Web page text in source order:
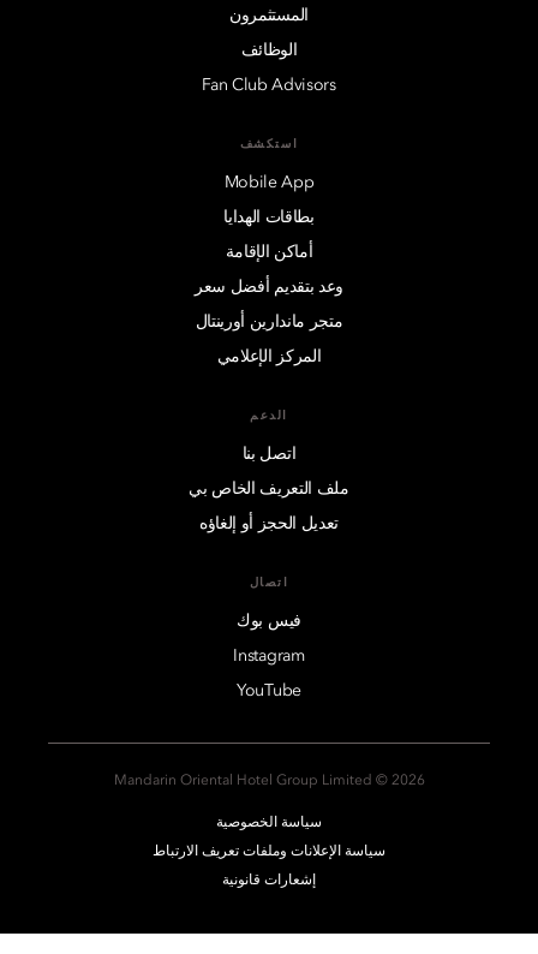
المستثمرون
الوظائف
Fan Club Advisors
استكشف
Mobile App
بطاقات الهدايا
أماكن الإقامة
وعد بتقديم أفضل سعر
متجر ماندارين أورينتال
المركز الإعلامي
الدعم
اتصل بنا
ملف التعريف الخاص بي
تعديل الحجز أو إلغاؤه
اتصال
فيس بوك
Instagram
YouTube
2026 © Mandarin Oriental Hotel Group Limited
سياسة الخصوصية
سياسة الإعلانات وملفات تعريف الارتباط
إشعارات قانونية